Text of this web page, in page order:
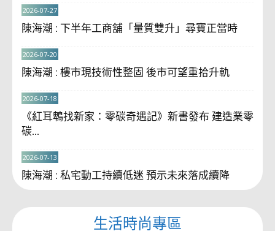
陳海潮 : 下半年工商舖「量質雙升」尋寶正當時
2026-07-27
陳海潮 : 樓市現技術性整固 後市可望重拾升軌
2026-07-20
《紅耳鵯找新家：零碳奇遇記》新書發布 建造業零
碳...
2026-07-18
陳海潮 : 私宅動工持續低迷 預示未來落成續降
2026-07-13
生活時尚專區